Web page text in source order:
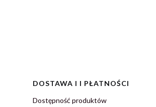
DOSTAWA I I PŁATNOŚCI
Dostępność produktów